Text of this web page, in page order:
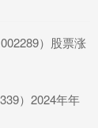
）股票涨
）2024年年